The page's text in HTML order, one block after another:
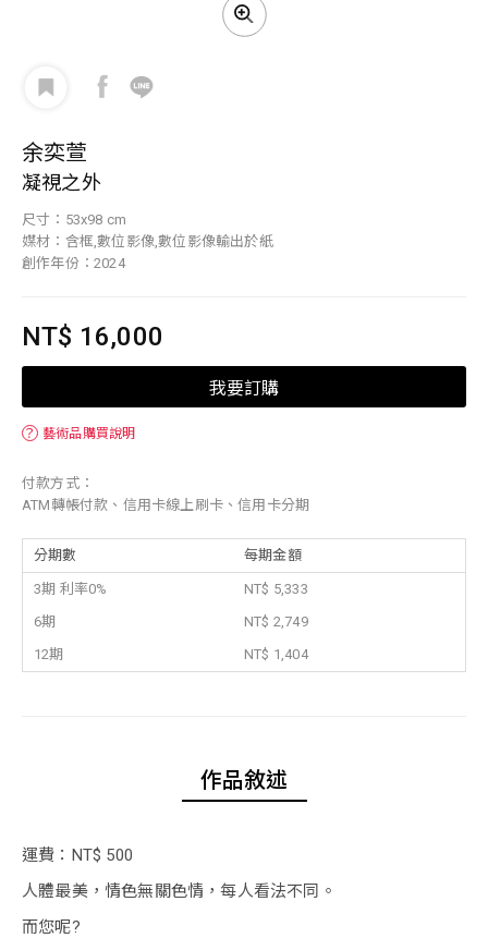
余奕萱
凝視之外
尺寸：53x98 cm
媒材：含框,數位影像,數位影像輸出於紙
創作年份：2024
NT$ 16,000
我要訂購
？ 藝術品購買說明
付款方式：
ATM轉帳付款、信用卡線上刷卡、信用卡分期
分期數 每期金額
3期 利率0%
NT$ 5,333
6期
NT$ 2,749
12期
NT$ 1,404
作品敘述
運費：NT$ 500
人體最美，情色無關色情，每人看法不同。
而您呢?